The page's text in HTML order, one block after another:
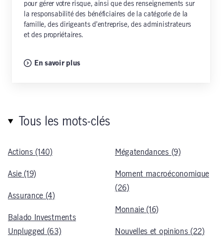
pour gérer votre risque, ainsi que des renseignements sur
la responsabilité des bénéficiaires de la catégorie de la
famille, des dirigeants d’entreprise, des administrateurs
et des propriétaires.
En savoir plus
Tous les mots-clés
Actions (140)
Asie (19)
Assurance (4)
Balado Investments
Unplugged (63)
Mégatendances (9)
Moment macroéconomique
(26)
Monnaie (16)
Nouvelles et opinions (22)